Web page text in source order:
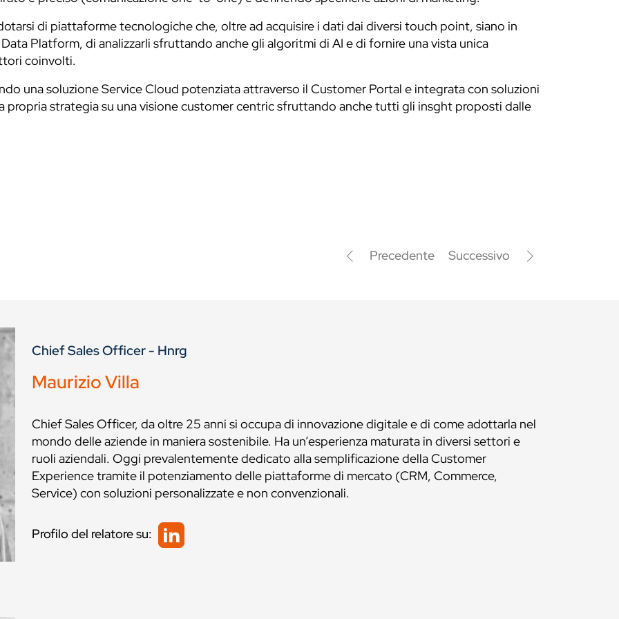
di piattaforme tecnologiche che, oltre ad acquisire i dati dai diversi touch point, siano in
Platform, di analizzarli sfruttando anche gli algoritmi di AI e di fornire una vista unica
coinvolti.
una soluzione Service Cloud potenziata attraverso il Customer Portal e integrata con soluzioni
propria strategia su una visione customer centric sfruttando anche tutti gli insght proposti dalle
Precedente Successivo
Chief Sales Officer - Hnrg
Maurizio Villa
Chief Sales Officer, da oltre 25 anni si occupa di innovazione digitale e di come adottarla nel
mondo delle aziende in maniera sostenibile. Ha un’esperienza maturata in diversi settori e
ruoli aziendali. Oggi prevalentemente dedicato alla semplificazione della Customer
Experience tramite il potenziamento delle piattaforme di mercato (CRM, Commerce,
Service) con soluzioni personalizzate e non convenzionali.
Profilo del relatore su: